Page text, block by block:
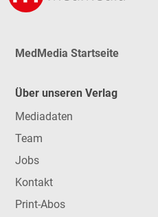
MedMedia Startseite
Über unseren Verlag
Mediadaten
Team
Jobs
Kontakt
Print-Abos